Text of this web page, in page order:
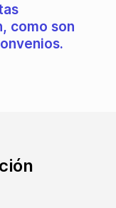
como son